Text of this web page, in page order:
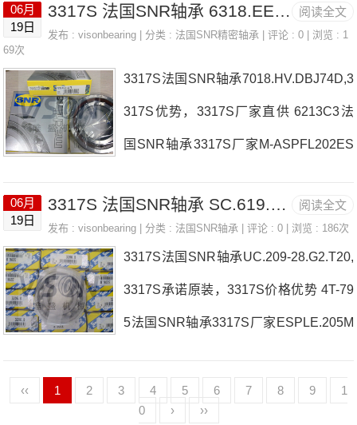
7S采购SC.517.SV法国SNR轴承3317S
317S价格，M-
轴承3317S价格UCC.319NUP309法国S
购 热销型号推荐：3317S，FCB22447
H HS6-21P1Z，P4BE207-SRB-CRE热
销品牌推荐：N320G1C37019.CV.DB.J7
格,3317S采购EXT211N法国SNR轴承33
阅读全文
06月
19日
3317S 法国SNR轴承 6318.EEC3(J30)
发布 :visonbearing | 分类 :法国SNR精密轴承 | 评论 : 0 | 浏览 : 1
69次
3317S法国SNR轴承7018.HV.DBJ74D,3
317S优势，3317S厂家直供 6213C3法
国SNR轴承3317S厂家M-ASPFL202ES
3CVUJ74S7016.V.Q30.J84法国SNR轴
3317S采购MLCH7001CVUJ74S法国SN
阅读全文
06月
19日
3317S 法国SNR轴承 SC.619.SV
发布 :visonbearing | 分类 :法国SNR轴承 | 评论 : 0 | 浏览 : 186次
3317S法国SNR轴承UC.209-28.G2.T20,
3317S承诺原装，3317S价格优势 4T-79
5法国SNR轴承3317S厂家ESPLE.205M
S价格UKF319HNA4907LL/3AS法国SN
‹‹ 1 2 3 4 5 6 7 8 9
1
0
› ››